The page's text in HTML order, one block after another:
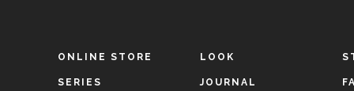
ONLINE STORE
SERIES
LOOK
JOURNAL